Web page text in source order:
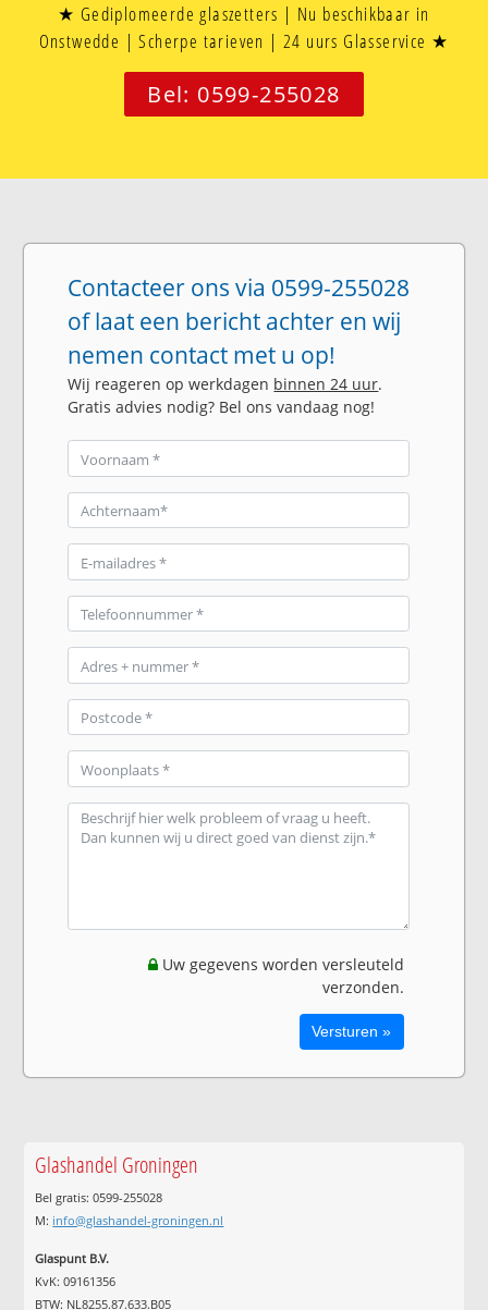
★ Gediplomeerde glaszetters | Nu beschikbaar in
Onstwedde | Scherpe tarieven | 24 uurs Glasservice ★
Bel: 0599-255028
Contacteer ons via 0599-255028
of laat een bericht achter en wij
nemen contact met u op!
Wij reageren op werkdagen binnen 24 uur.
Gratis advies nodig? Bel ons vandaag nog!
Uw gegevens worden versleuteld
verzonden.
Glashandel Groningen
Bel gratis: 0599-255028
M: info@glashandel-groningen.nl
Glaspunt B.V.
KvK: 09161356
BTW: NL8255.87.633.B05